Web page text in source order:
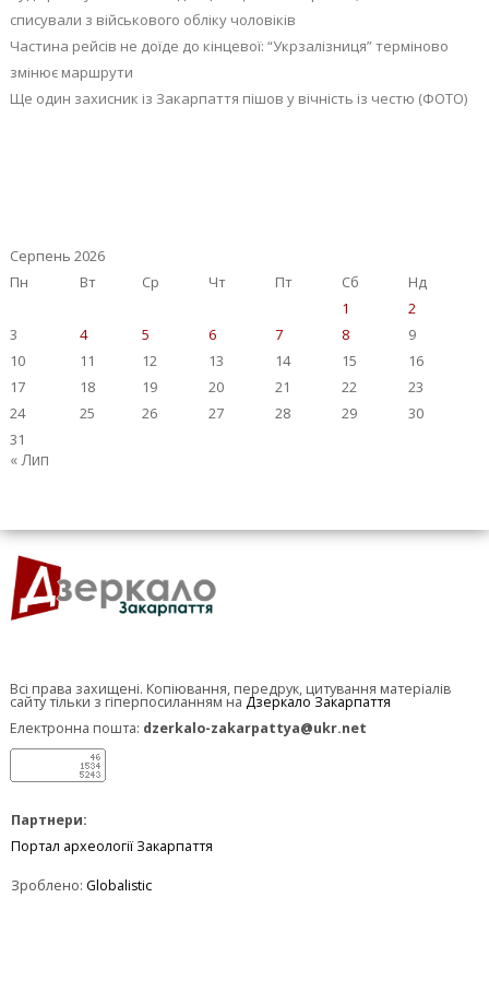
списували з військового обліку чоловіків
Частина рейсів не доїде до кінцевої: “Укрзалізниця” терміново
змінює маршрути
Ще один захисник із Закарпаття пішов у вічність із честю (ФОТО)
Серпень 2026
Пн
Вт Ср Чт Пт Сб
Нд
1
2
3
4 5 6 7 8
9
10
11 12 13 14 15
16
17
18 19 20 21 22
23
24
25 26 27 28 29
30
31
« Лип
Всі права захищені. Копіювання, передрук, цитування матеріалів
сайту тільки з гіперпосиланням на Дзеркало Закарпаття
Електронна пошта: dzerkalo-zakarpattya@ukr.net
Партнери:
Портал археології Закарпаття
Зроблено: Globalistic